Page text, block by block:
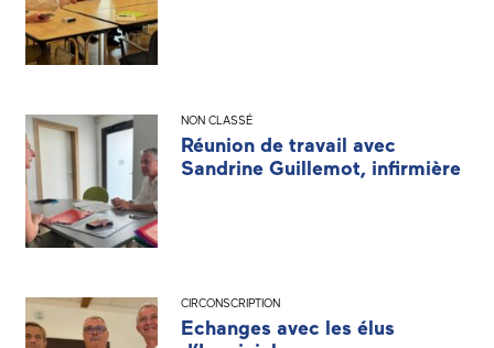
NON CLASSÉ
Réunion de travail avec
Sandrine Guillemot, infirmière
CIRCONSCRIPTION
Echanges avec les élus